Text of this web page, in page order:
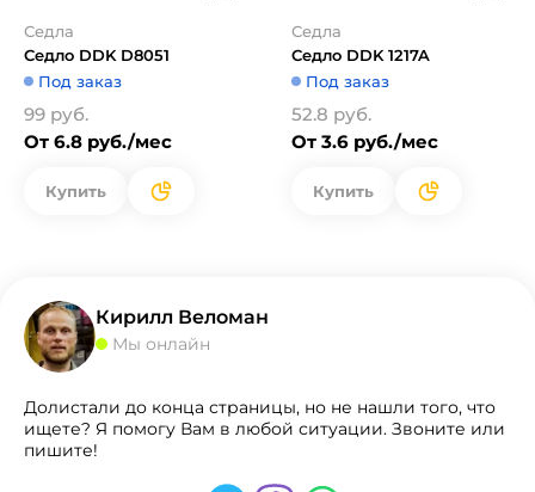
Седла
Седло DDK D8051
Под заказ
99 руб.
От 6.8 руб./мес
Купить
Седла
Седло DDK 1217A
Под заказ
52.8 руб.
От 3.6 руб./мес
Купить
Кирилл Веломан
Мы онлайн
Долистали до конца страницы, но не нашли того, что
ищете? Я помогу Вам в любой ситуации. Звоните или
пишите!